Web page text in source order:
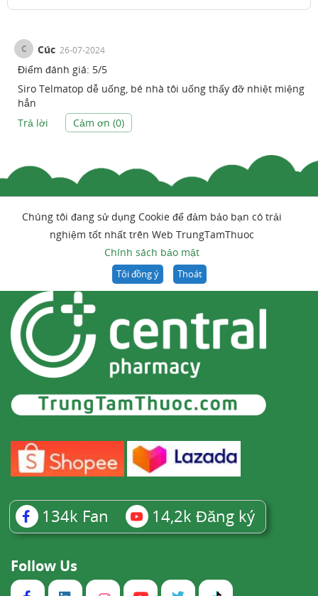
C Cúc 26-07-2024
Điểm đánh giá: 5/5
Siro Telmatop dễ uống, bé nhà tôi uống thấy đỡ nhiệt miệng
hẳn
Trả lời
Cảm ơn (0)
Chúng tôi đang sử dụng Cookie để đảm bảo bạn có trải
nghiệm tốt nhất trên Web TrungTamThuoc
Chính sách bảo mật
Tôi đồng ý Thoát
134k Fan 14,2k Đăng ký
Follow Us